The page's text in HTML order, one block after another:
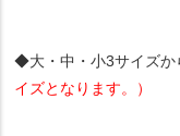
◆大・中・小3サイズか
イズとなります。）